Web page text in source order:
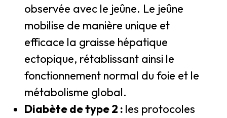
observée avec le jeûne. Le jeûne
mobilise de manière unique et
efficace la graisse hépatique
ectopique, rétablissant ainsi le
fonctionnement normal du foie et le
métabolisme global.
Diabète de type 2 : les protocoles